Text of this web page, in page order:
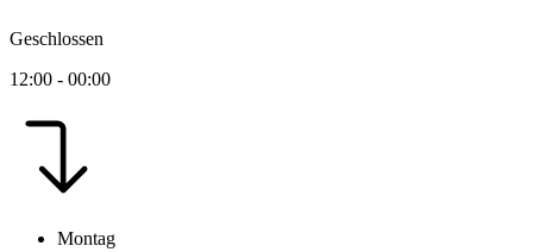
Geschlossen
12:00 - 00:00
Montag